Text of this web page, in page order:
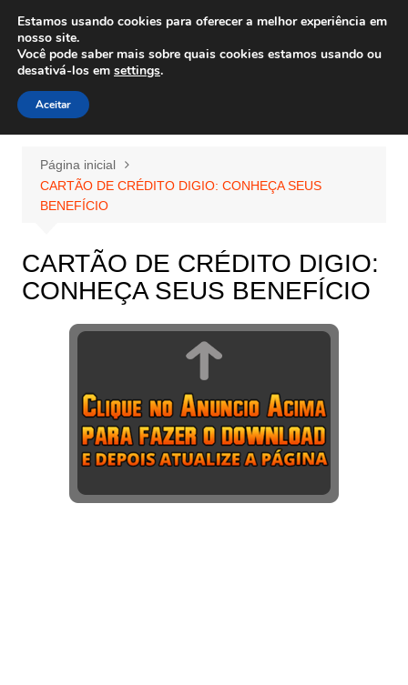
para
conteúdo
Wiley Wales
corais algas e vida marinha
Página inicial
CARTÃO DE CRÉDITO DIGIO: CONHEÇA SEUS
BENEFÍCIO
CARTÃO DE CRÉDITO DIGIO:
CONHEÇA SEUS BENEFÍCIO
Estamos usando cookies para oferecer a melhor experiência em
nosso site.
Você pode saber mais sobre quais cookies estamos usando ou
desativá-los em settings.
Aceitar